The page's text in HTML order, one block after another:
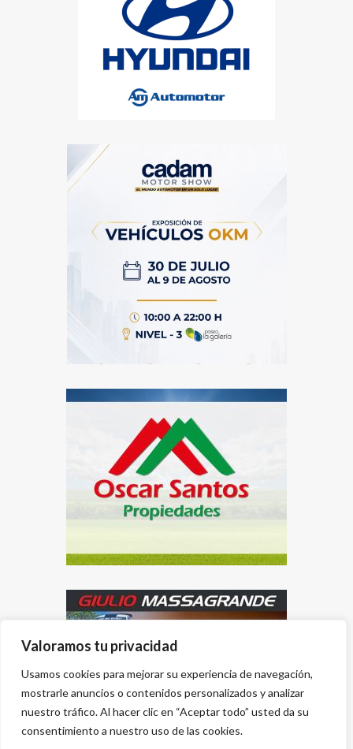
Valoramos tu privacidad
Usamos cookies para mejorar su experiencia de navegación,
mostrarle anuncios o contenidos personalizados y analizar
nuestro tráfico. Al hacer clic en “Aceptar todo” usted da su
consentimiento a nuestro uso de las cookies.